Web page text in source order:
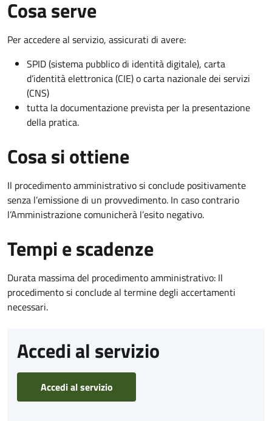
Cosa serve
Per accedere al servizio, assicurati di avere:
SPID (sistema pubblico di identità digitale), carta
d’identità elettronica (CIE) o carta nazionale dei servizi
(CNS)
tutta la documentazione prevista per la presentazione
della pratica.
Cosa si ottiene
Il procedimento amministrativo si conclude positivamente
senza l’emissione di un provvedimento. In caso contrario
l’Amministrazione comunicherà l’esito negativo.
Tempi e scadenze
Durata massima del procedimento amministrativo: Il
procedimento si conclude al termine degli accertamenti
necessari.
Accedi al servizio
Accedi al servizio